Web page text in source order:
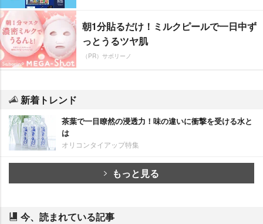
朝1分貼るだけ！ミルクピールで一日中ず
っとうるツヤ肌
（PR）サボリーノ
新着トレンド
茶葉で一目瞭然の浸透力！味の違いに衝撃を受ける水と
は
オリコンタイアップ特集
もっと見る
今、読まれている記事